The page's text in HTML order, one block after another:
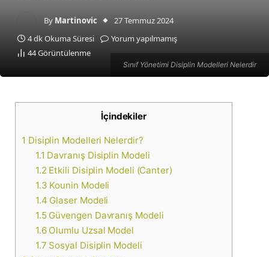
Sınıf Yönetimi Disiplin Modelleri Nelerdir
By Martinovic
27 Temmuz 2024
4 dk Okuma Süresi
Yorum yapılmamış
44Görüntülenme
İçindekiler
1 Disiplin Modelleri Nelerdir?
1.1 Davranış Disiplin Modeli
1.2 Etkili Disiplin Modeli (Canter)
1.3 Kounin Modeli
1.4 Glaser Modeli
1.5Güvengen Davranış Modeli
1.6Olumlu Uzsal Model
1.7 Sosyal Disiplin Modeli